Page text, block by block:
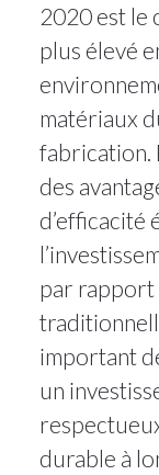
2020 est le
plus élevé
matériaux
fabrication.
des
d’efficacité
par rapport
important
un
durable à